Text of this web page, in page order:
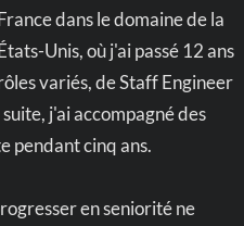
dans le domaine de la
Unis, où j'ai passé 12 ans
variés, de Staff Engineer
j'ai accompagné des
pendant cinq ans.
en seniorité ne